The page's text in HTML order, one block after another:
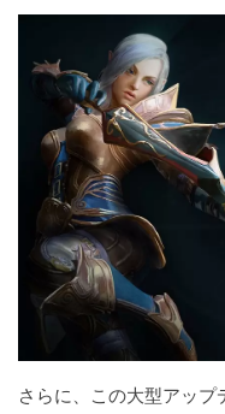
さらに、この大型アップ